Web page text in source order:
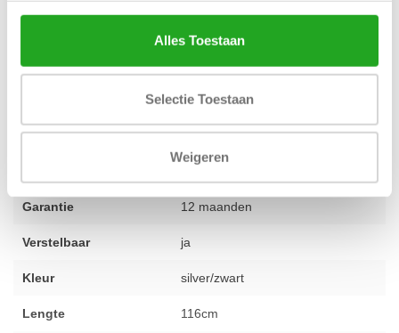
Alles Toestaan
Selectie Toestaan
Weigeren
fitnessruimte wilt inrichten, ons team staat voor je klaar met
deskundig advies. Heb je een vraag over dit product? Aarzel niet
en
Conditie 2e hands gereviseerd
Garantie 12 maanden
Verstelbaar ja
Kleur silver/zwart
Lengte 116cm